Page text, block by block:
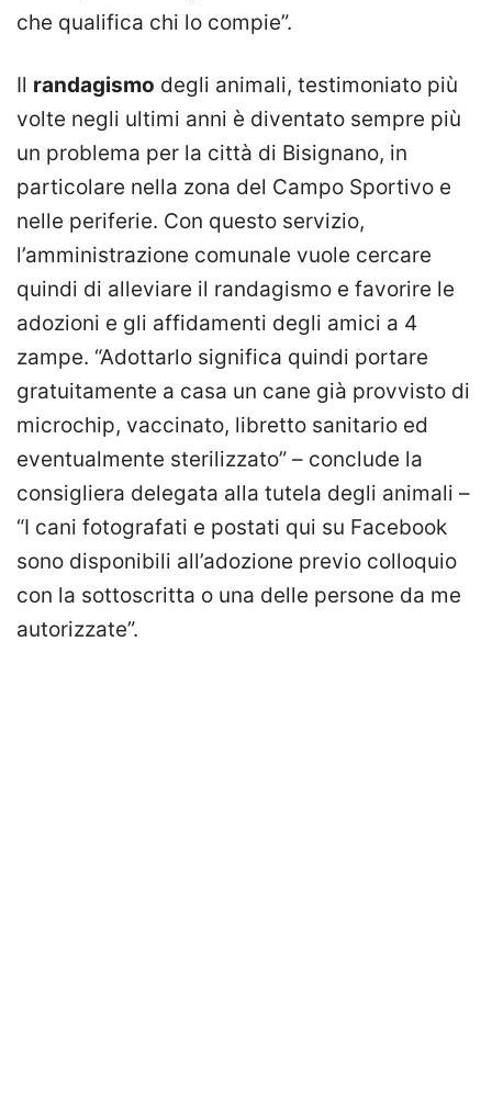
che qualifica chi lo compie”.
Il randagismo degli animali, testimoniato più
volte negli ultimi anni è diventato sempre più
un problema per la città di Bisignano, in
particolare nella zona del Campo Sportivo e
nelle periferie. Con questo servizio,
l’amministrazione comunale vuole cercare
quindi di alleviare il randagismo e favorire le
adozioni e gli affidamenti degli amici a 4
zampe. “Adottarlo significa quindi portare
gratuitamente a casa un cane già provvisto di
microchip, vaccinato, libretto sanitario ed
eventualmente sterilizzato” – conclude la
consigliera delegata alla tutela degli animali –
“I cani fotografati e postati qui su Facebook
sono disponibili all’adozione previo colloquio
con la sottoscritta o una delle persone da me
autorizzate”.